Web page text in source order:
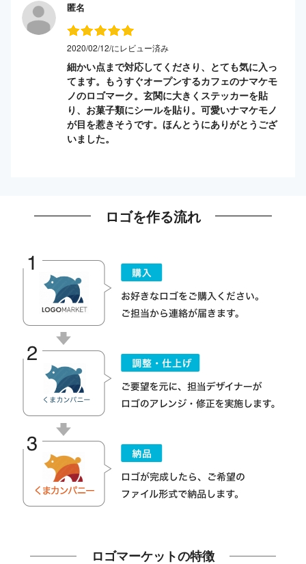
匿名
2020/02/12/にレビュー済み
細かい点まで対応してくださり、とても気に入っ
てます。もうすぐオープンするカフェのナマケモ
ノのロゴマーク。玄関に大きくステッカーを貼
り、お菓子類にシールを貼り。可愛いナマケモノ
が目を惹きそうです。ほんとうにありがとうござ
いました。
ロゴを作る流れ
ロゴマーケットの特徴